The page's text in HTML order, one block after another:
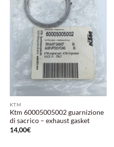
Aggiungi
alla lista
desideri
KTM
Ktm 60005005002 guarnizione
di sacrico – exhaust gasket
14,00€